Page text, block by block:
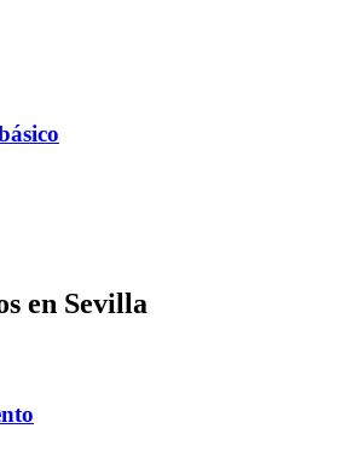
en Sevilla